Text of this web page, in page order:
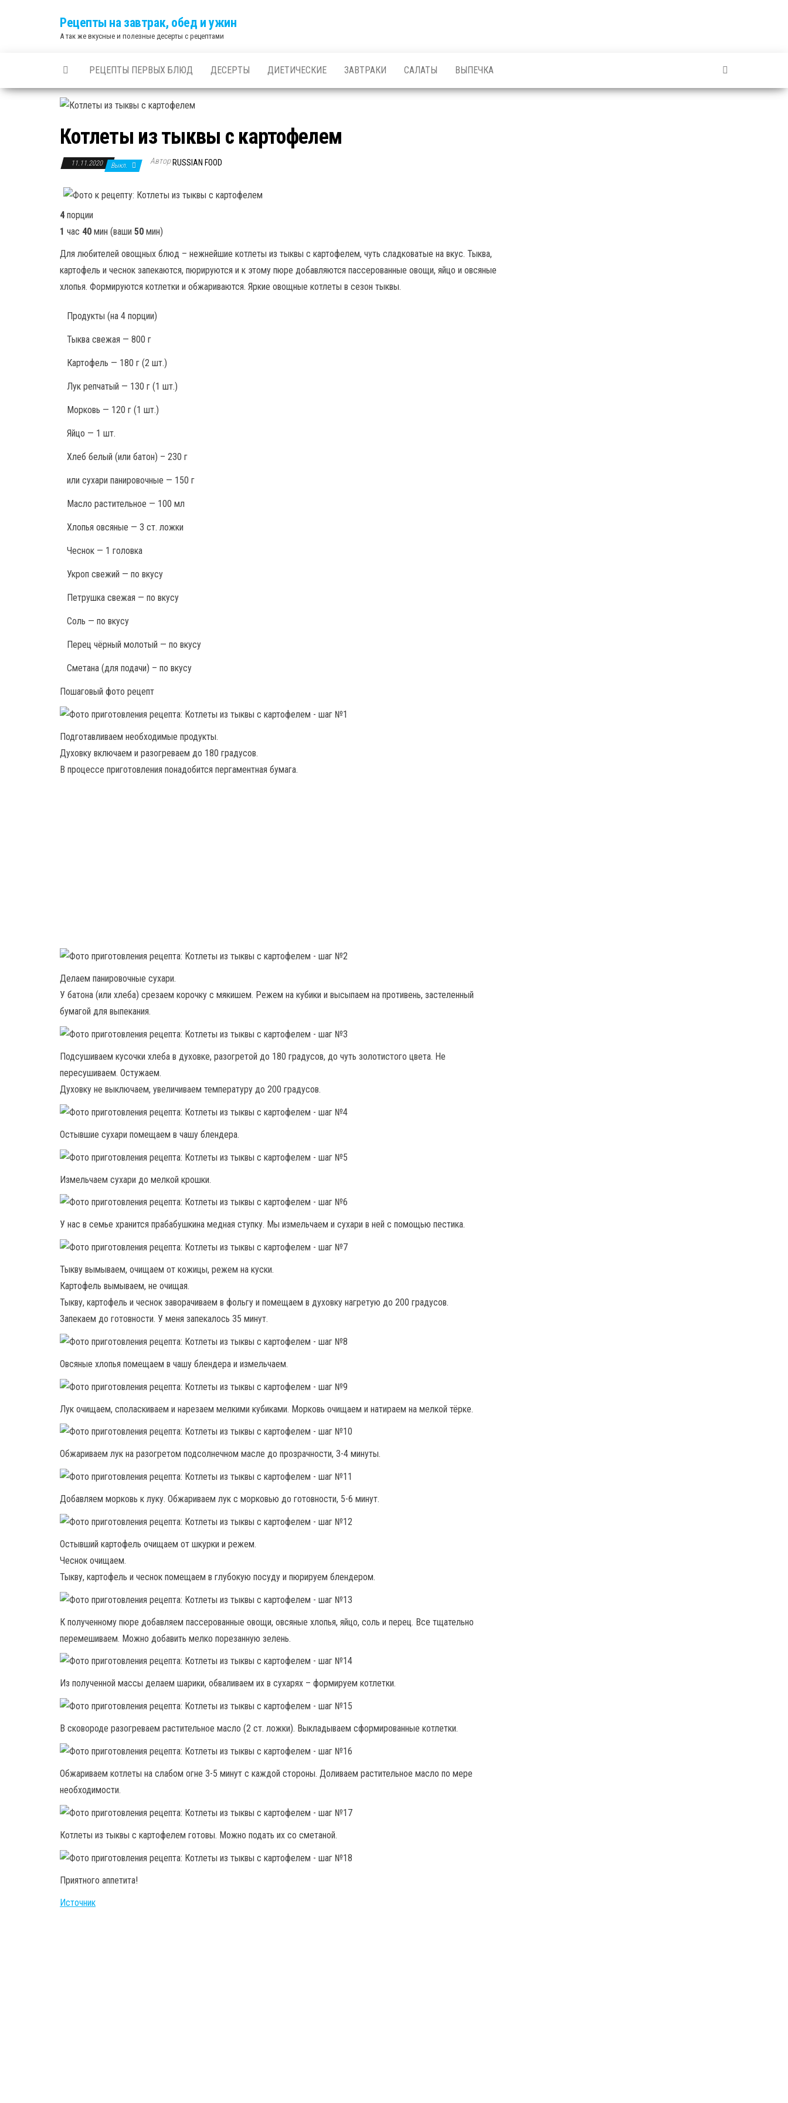
Рецепты на завтрак, обед и ужин
А так же вкусные и полезные десерты с рецептами
РЕЦЕПТЫ ПЕРВЫХ БЛЮД ДЕСЕРТЫ ДИЕТИЧЕСКИЕ ЗАВТРАКИ САЛАТЫ ВЫПЕЧКА
Котлеты из тыквы с картофелем
11.11.2020 Выкл. Автор RUSSIAN FOOD
4 порции
1 час 40 мин (ваши 50 мин)
Для любителей овощных блюд – нежнейшие котлеты из тыквы с картофелем, чуть сладковатые на вкус. Тыква,
картофель и чеснок запекаются, пюрируются и к этому пюре добавляются пассерованные овощи, яйцо и овсяные
хлопья. Формируются котлетки и обжариваются. Яркие овощные котлеты в сезон тыквы.
Продукты (на 4 порции)
Тыква свежая — 800 г
Картофель — 180 г (2 шт.)
Лук репчатый — 130 г (1 шт.)
Морковь — 120 г (1 шт.)
Яйцо — 1 шт.
Хлеб белый (или батон) – 230 г
или сухари панировочные — 150 г
Масло растительное — 100 мл
Хлопья овсяные — 3 ст. ложки
Чеснок — 1 головка
Укроп свежий — по вкусу
Петрушка свежая — по вкусу
Соль — по вкусу
Перец чёрный молотый — по вкусу
Сметана (для подачи) – по вкусу
Пошаговый фото рецепт
Подготавливаем необходимые продукты.
Духовку включаем и разогреваем до 180 градусов.
В процессе приготовления понадобится пергаментная бумага.
Делаем панировочные сухари.
У батона (или хлеба) срезаем корочку с мякишем. Режем на кубики и высыпаем на противень, застеленный
бумагой для выпекания.
Подсушиваем кусочки хлеба в духовке, разогретой до 180 градусов, до чуть золотистого цвета. Не
пересушиваем. Остужаем.
Духовку не выключаем, увеличиваем температуру до 200 градусов.
Остывшие сухари помещаем в чашу блендера.
Измельчаем сухари до мелкой крошки.
У нас в семье хранится прабабушкина медная ступку. Мы измельчаем и сухари в ней с помощью пестика.
Тыкву вымываем, очищаем от кожицы, режем на куски.
Картофель вымываем, не очищая.
Тыкву, картофель и чеснок заворачиваем в фольгу и помещаем в духовку нагретую до 200 градусов.
Запекаем до готовности. У меня запекалось 35 минут.
Овсяные хлопья помещаем в чашу блендера и измельчаем.
Лук очищаем, споласкиваем и нарезаем мелкими кубиками. Морковь очищаем и натираем на мелкой тёрке.
Обжариваем лук на разогретом подсолнечном масле до прозрачности, 3-4 минуты.
Добавляем морковь к луку. Обжариваем лук с морковью до готовности, 5-6 минут.
Остывший картофель очищаем от шкурки и режем.
Чеснок очищаем.
Тыкву, картофель и чеснок помещаем в глубокую посуду и пюрируем блендером.
К полученному пюре добавляем пассерованные овощи, овсяные хлопья, яйцо, соль и перец. Все тщательно
перемешиваем. Можно добавить мелко порезанную зелень.
Из полученной массы делаем шарики, обваливаем их в сухарях – формируем котлетки.
В сковороде разогреваем растительное масло (2 ст. ложки). Выкладываем сформированные котлетки.
Обжариваем котлеты на слабом огне 3-5 минут с каждой стороны. Доливаем растительное масло по мере
необходимости.
Котлеты из тыквы с картофелем готовы. Можно подать их со сметаной.
Приятного аппетита!
Источник